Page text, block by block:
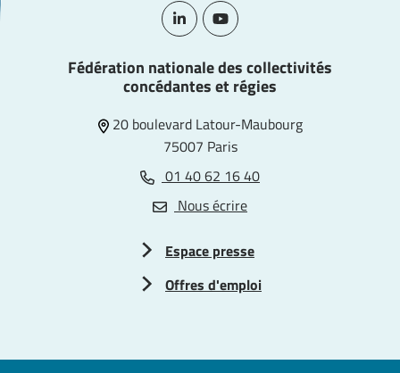
Lien vers le compte Linkedin
Lien vers la chaîne Youtube
Fédération nationale des collectivités
concédantes et régies
20 boulevard Latour-Maubourg
75007 Paris
01 40 62 16 40
Nous écrire
Espace presse
Offres d'emploi